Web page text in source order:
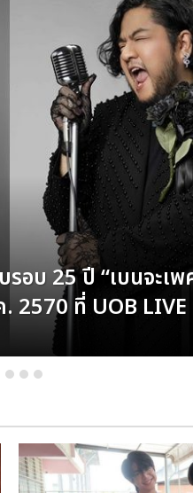
อบ 25 ปี “เบนจะเ
. 2570 ที่ UOB LIVE